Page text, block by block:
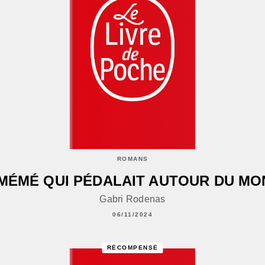
ROMANS
QUI PÉDALAIT AUTOUR DU
Gabri Rodenas
06/11/2024
RÉCOMPENSÉ